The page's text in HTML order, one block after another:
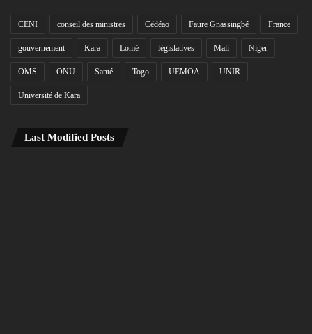
CENI conseil des ministres Cédéao Faure Gnassingbé France
gouvernement Kara Lomé législatives Mali Niger
OMS ONU Santé Togo UEMOA UNIR
Université de Kara
Last Modified Posts